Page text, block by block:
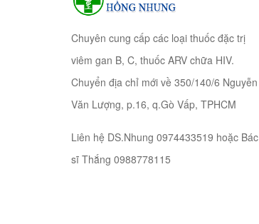
Chuyên cung cấp các loại thuốc đặc trị
viêm gan B, C, thuốc ARV chữa HIV.
Chuyển địa chỉ mới về 350/140/6 Nguyễn
Văn Lượng, p.16, q.Gò Vấp, TPHCM
Liên hệ DS.Nhung 0974433519 hoặc Bác
sĩ Thắng 0988778115